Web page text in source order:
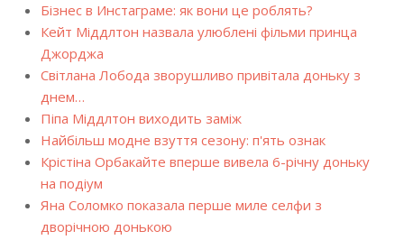
Бізнес в Инстаграме: як вони це роблять?
Кейт Міддлтон назвала улюблені фільми принца
Джорджа
Світлана Лобода зворушливо привітала доньку з
днем…
Піпа Міддлтон виходить заміж
Найбільш модне взуття сезону: п'ять ознак
Крістіна Орбакайте вперше вивела 6-річну доньку
на подіум
Яна Соломко показала перше миле селфи з
дворічною донькою